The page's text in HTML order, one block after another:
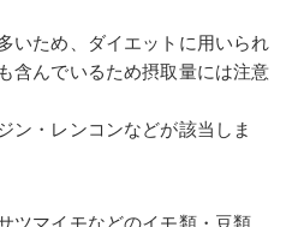
いため、ダイエットに用いられ
含んでいるため摂取量には注意
ン・レンコンなどが該当しま